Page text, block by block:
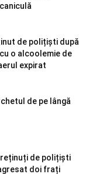
de polițiști după
o alcoolemie de
expirat
de pe lângă
de polițiști
doi frați